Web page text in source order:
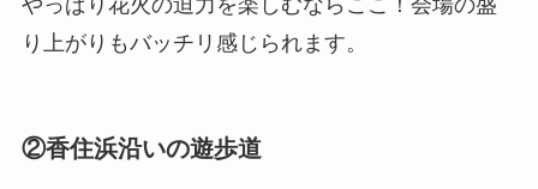
やっぱり花火の迫力を楽しむならここ！会場の盛
り上がりもバッチリ感じられます。
②香住浜沿いの遊歩道